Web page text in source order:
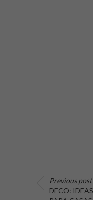
Previous post
DECO: IDEAS